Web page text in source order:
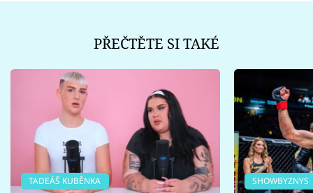
PŘEČTĚTE SI TAKÉ
TADEÁŠ KUBĚNKA SHOWBYZNYS